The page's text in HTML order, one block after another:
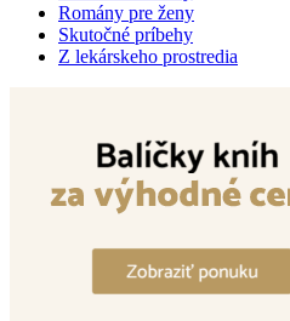
Romány pre ženy
Skutočné príbehy
Z lekárskeho prostredia